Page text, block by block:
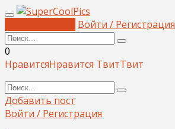
Войти / Регистрация
0
НравитсяНравится ТвитТвит
Добавить пост
Войти / Регистрация